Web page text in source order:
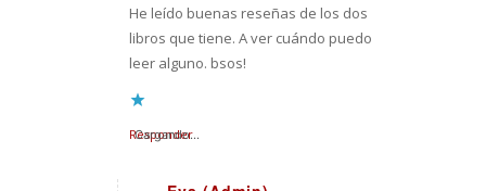
He leído buenas reseñas de los dos
libros que tiene. A ver cuándo puedo
leer alguno. bsos!
Cargando...
Responder